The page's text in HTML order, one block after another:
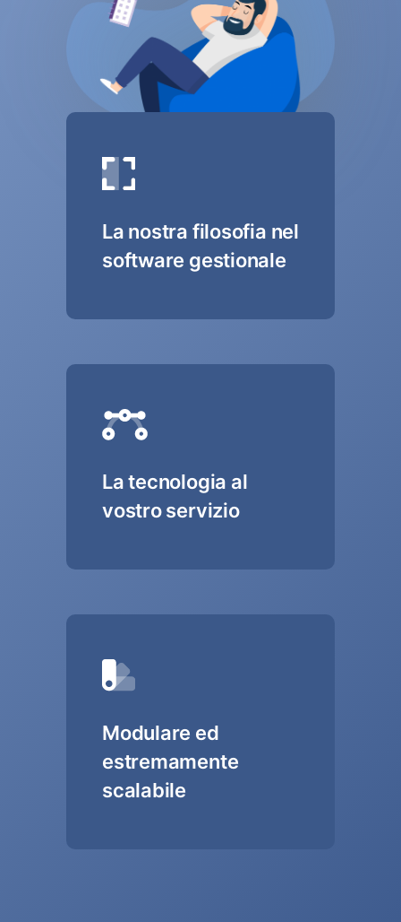
La nostra filosofia nel
software gestionale
La tecnologia al
vostro servizio
Modulare ed
estremamente
scalabile